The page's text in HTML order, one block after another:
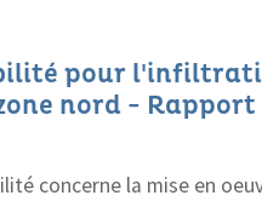
pour
nord - Rapport
concerne la mise en